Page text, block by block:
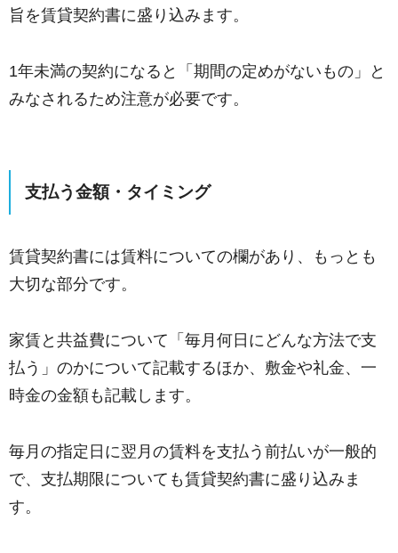
旨を賃貸契約書に盛り込みます。
1年未満の契約になると「期間の定めがないもの」と
みなされるため注意が必要です。
支払う金額・タイミング
賃貸契約書には賃料についての欄があり、もっとも
大切な部分です。
家賃と共益費について「毎月何日にどんな方法で支
払う」のかについて記載するほか、敷金や礼金、一
時金の金額も記載します。
毎月の指定日に翌月の賃料を支払う前払いが一般的
で、支払期限についても賃貸契約書に盛り込みま
す。